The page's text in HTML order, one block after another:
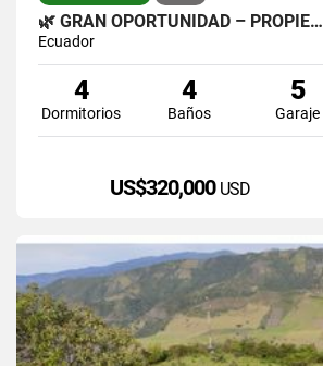
🌿 GRAN OPORTUNIDAD – PROPIE…
Ecuador
4
Dormitorios
4
Baños
5
Garaje
US$320,000 USD